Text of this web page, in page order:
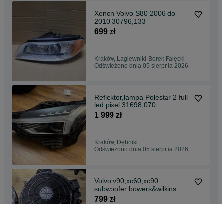
Xenon Volvo S80 2006 do
2010 30796,133
699 zł
Kraków, Łagiewniki-Borek Fałęcki
Odświeżono dnia 05 sierpnia 2026
Reflektor,lampa Polestar 2 full
led pixel 31698,070
1 999 zł
Kraków, Dębniki
Odświeżono dnia 05 sierpnia 2026
Volvo v90,xc60,xc90
subwoofer bowers&wilkins
31489,727
799 zł